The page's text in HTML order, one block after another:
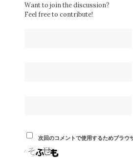
Want to join the discussion?
Feel free to contribute!
次回のコメントで使用するためブラウ